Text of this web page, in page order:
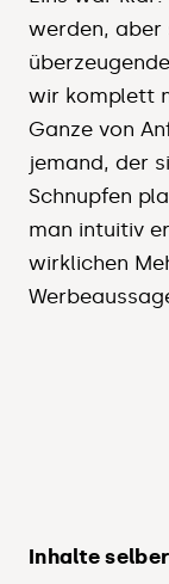
werden, aber
wir komplett
Ganze von
jemand, der
Schnupfen
man intuitiv
wirklichen
Inhalte